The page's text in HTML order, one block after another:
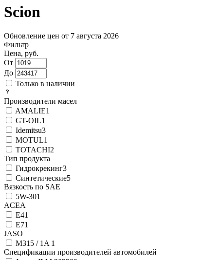
Scion
Обновление цен от 7 августа 2026
Фильтр
Цена, руб.
От
До
Только в наличии
Производители масел
AMALIE1
GT-OIL1
Idemitsu3
MOTUL1
TOTACHI2
Тип продукта
Гидрокрекинг3
Синтетические5
Вязкость по SAE
5W-301
ACEA
E41
E71
JASO
M315 / 1A 1
Спецификации производителей автомобилей